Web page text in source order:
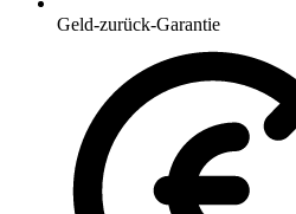
Geld-zurück-Garantie